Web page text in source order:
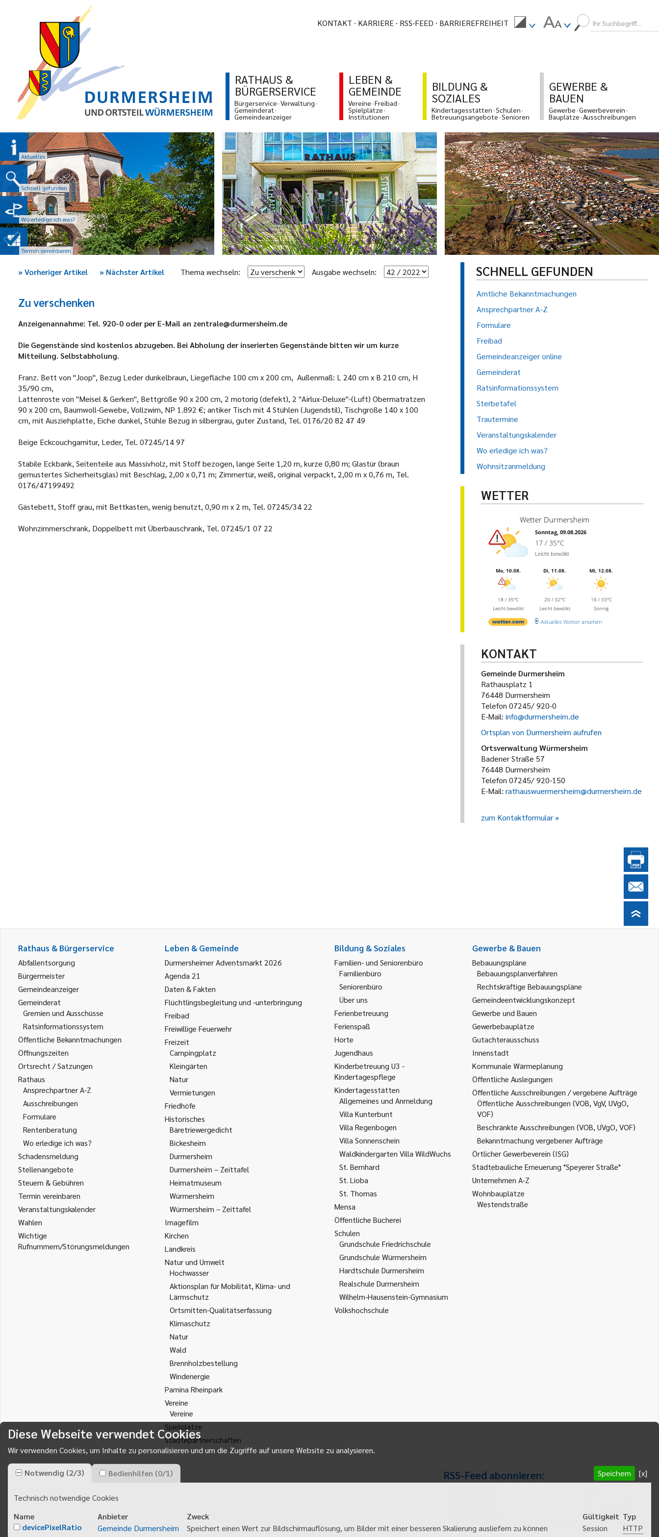
KONTAKT KARRIERE RSS-FEED BARRIEREFREIHEIT
RATHAUS &
BÜRGERSERVICE
Bürgerservice Verwaltung
Gemeinderat
Gemeindeanzeiger
LEBEN &
GEMEINDE
Vereine Freibad
Spielplätze
Institutionen
BILDUNG &
SOZIALES
Kindertagesstätten Schulen
Betreuungsangebote Senioren
GEWERBE &
BAUEN
Gewerbe Gewerbeverein
Bauplätze Ausschreibungen
Aktuelles
Schnell gefunden
Wo erledige ich was?
Termin vereinbaren
»Vorheriger Artikel » Nächster Artikel Thema wechseln: Ausgabe wechseln:
Zu verschenken
Anzeigenannahme: Tel. 920-0 oder per E-Mail an zentrale@durmersheim.de
Die Gegenstände sind kostenlos abzugeben. Bei Abholung der inserierten Gegenstände bitten wir um kurze
Mitteilung. Selbstabholung.
Franz. Bett von "Joop", Bezug Leder dunkelbraun, Liegefläche 100 cm x 200 cm, Außenmaß: L 240 cm x B 210 cm, H
35/90 cm,
Lattenroste von "Meisel & Gerken", Bettgröße 90 x 200 cm, 2 motorig (defekt), 2 "Airlux-Deluxe"-(Luft) Obermatratzen
90 x 200 cm, Baumwoll-Gewebe, Vollzwirn, NP 1.892 €; antiker Tisch mit 4 Stühlen (Jugendstil), Tischgröße 140 x 100
cm, mit Ausziehplatte, Eiche dunkel, Stühle Bezug in silbergrau, guter Zustand, Tel. 0176/20 82 47 49
Beige Eckcouchgarnitur, Leder, Tel. 07245/14 97
Stabile Eckbank, Seitenteile aus Massivholz, mit Stoff bezogen, lange Seite 1,20 m, kurze 0,80 m; Glastür (braun
gemustertes Sicherheitsglas) mit Beschlag, 2,00 x 0,71 m; Zimmertür, weiß, original verpackt, 2,00 m x 0,76 m, Tel.
0176/47199492
Gästebett, Stoff grau, mit Bettkasten, wenig benutzt, 0,90 m x 2 m, Tel. 07245/34 22
Wohnzimmerschrank, Doppelbett mit Überbauschrank, Tel. 07245/1 07 22
SCHNELL GEFUNDEN
Amtliche Bekanntmachungen
Ansprechpartner A-Z
Formulare
Freibad
Gemeindeanzeiger online
Gemeinderat
Ratsinformationssystem
Sterbetafel
Trautermine
Veranstaltungskalender
Wo erledige ich was?
Wohnsitzanmeldung
WETTER
Wetter Durmersheim
Sonntag, 09.08.2026
17 / 35°C
Leicht bewölkt
Mo, 10.08.
18 / 35°C
Leicht bewölkt
Di, 11.08.
20 / 32°C
Leicht bewölkt
Mi, 12.08.
16 / 33°C
Sonnig
Aktuelles Wetter ansehen
KONTAKT
Gemeinde Durmersheim
Rathausplatz 1
76448 Durmersheim
Telefon 07245/ 920-0
E-Mail: info@durmersheim.de
Ortsplan von Durmersheim aufrufen
Ortsverwaltung Würmersheim
Badener Straße 57
76448 Durmersheim
Telefon 07245/ 920-150
E-Mail: rathauswuermersheim@durmersheim.de
zum Kontaktformular
Rathaus & Bürgerservice
Abfallentsorgung
Bürgermeister
Gemeindeanzeiger
Gemeinderat
Gremien und Ausschüsse
Ratsinformationssystem
Öffentliche Bekanntmachungen
Öffnungszeiten
Ortsrecht / Satzungen
Rathaus
Ansprechpartner A-Z
Ausschreibungen
Formulare
Rentenberatung
Wo erledige ich was?
Schadensmeldung
Stellenangebote
Steuern & Gebühren
Termin vereinbaren
Veranstaltungskalender
Wahlen
Wichtige
Rufnummern/Störungsmeldungen
Leben & Gemeinde
Durmersheimer Adventsmarkt 2026
Agenda 21
Daten & Fakten
Flüchtlingsbegleitung und -unterbringung
Freibad
Freiwillige Feuerwehr
Freizeit
Campingplatz
Kleingärten
Natur
Vermietungen
Friedhöfe
Historisches
Bäretriewergedicht
Bickesheim
Durmersheim
Durmersheim – Zeittafel
Heimatmuseum
Würmersheim
Würmersheim – Zeittafel
Imagefilm
Kirchen
Landkreis
Natur und Umwelt
Hochwasser
Aktionsplan für Mobilität, Klima- und
Lärmschutz
Ortsmitten-Qualitätserfassung
Klimaschutz
Natur
Wald
Brennholzbestellung
Windenergie
Pamina Rheinpark
Vereine
Vereine
Spielplätze
Städtepartnerschaften
Bildung & Soziales
Familien- und Seniorenbüro
Familienbüro
Seniorenbüro
Über uns
Ferienbetreuung
Ferienspaß
Horte
Jugendhaus
Kinderbetreuung U3 -
Kindertagespflege
Kindertagesstätten
Allgemeines und Anmeldung
Villa Kunterbunt
Villa Regenbogen
Villa Sonnenschein
Waldkindergarten Villa WildWuchs
St. Bernhard
St. Lioba
St. Thomas
Mensa
Öffentliche Bücherei
Schulen
Grundschule Friedrichschule
Grundschule Würmersheim
Hardtschule Durmersheim
Realschule Durmersheim
Wilhelm-Hausenstein-Gymnasium
Volkshochschule
Gewerbe & Bauen
Bebauungspläne
Bebauungsplanverfahren
Rechtskräftige Bebauungspläne
Gemeindeentwicklungskonzept
Gewerbe und Bauen
Gewerbebauplätze
Gutachterausschuss
Innenstadt
Kommunale Wärmeplanung
Öffentliche Auslegungen
Öffentliche Ausschreibungen / vergebene Aufträge
Öffentliche Ausschreibungen (VOB, VgV, UVgO,
VOF)
Beschränkte Ausschreibungen (VOB, UVgO, VOF)
Bekanntmachung vergebener Aufträge
Örtlicher Gewerbeverein (ISG)
Städtebauliche Erneuerung "Speyerer Straße"
Unternehmen A-Z
Wohnbauplätze
Westendstraße
Gemeinde Durmersheim
76448Durmersheim
info@durmersheim.de
E-Mail schreiben
RSS-Feed abonnieren:
Diese Webseite verwendet Cookies
Wir verwenden Cookies, um Inhalte zu personalisieren und um die Zugriffe auf unsere Website zu analysieren.
Notwendig (2/3) Bedienhilfen (0/1) Speichern [x]
Technisch notwendige Cookies
Name
Anbieter Zweck Gültigkeit Typ
devicePixelRatio
Gemeinde Durmersheim Speichert einen Wert zur Bildschirmauflösung, um Bilder mit einer besseren Skalierung ausliefern zu können Session
HTTP